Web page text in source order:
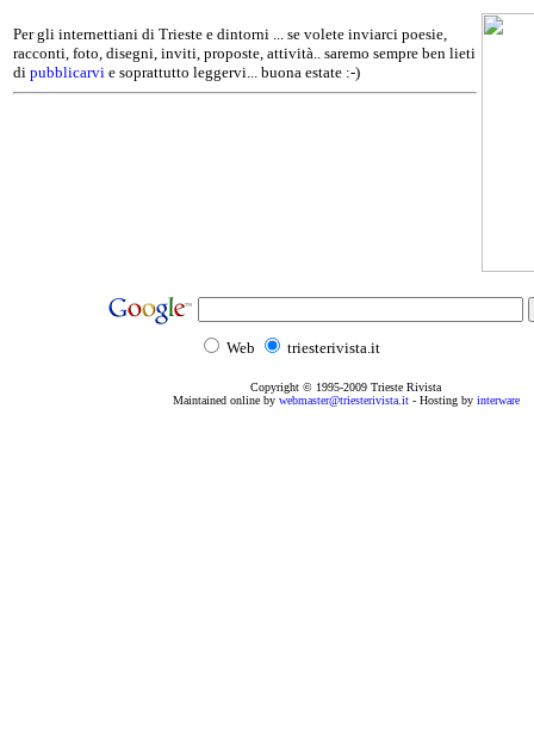
Per gli internettiani di Trieste e dintorni ... se volete inviarci poesie,
racconti, foto, disegni, inviti, proposte, attività.. saremo sempre ben lieti
di pubblicarvi e soprattutto leggervi... buona estate :-)
Web triesterivista.it
Copyright © 1995-2009 Trieste Rivista
Maintained online by webmaster@triesterivista.it- Hosting by interware